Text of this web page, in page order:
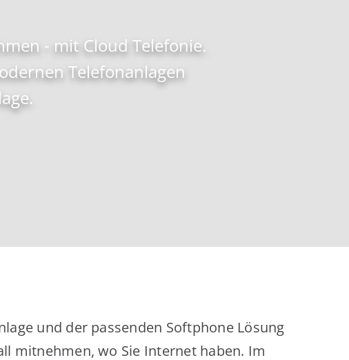
- mit Cloud Telefonie.
Telefonanlagen
und der passenden Softphone Lösung
mitnehmen, wo Sie Internet haben. Im